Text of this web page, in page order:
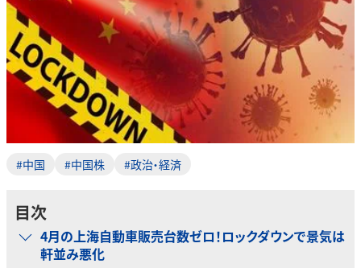
#中国 #中国株 #政治・経済
目次
4月の上海自動車販売台数ゼロ！ロックダウンで景気は
軒並み悪化